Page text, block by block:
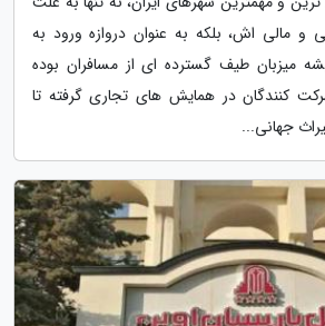
و مالی اش، بلکه به عنوان دروازه ورود به
میزبان طیف گسترده ای از مسافران بوده
کنندگان در همایش های تجاری گرفته تا
جهانی...